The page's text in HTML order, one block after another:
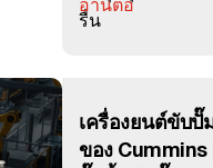
รื่น
อ่านต่อ
เครื่องยนต์ขับปั๊
ของ Cummins